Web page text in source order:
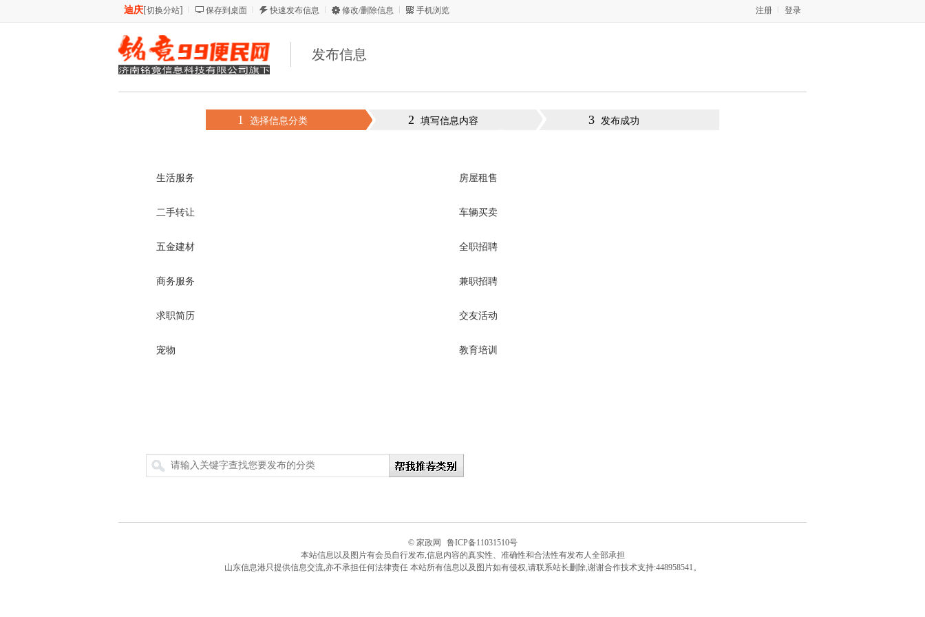
迪庆[切换分站] 保存到桌面 快速发布信息 修改/删除信息 手机浏览 登录
注册
发布信息
1 选择信息分类 2 填写信息内容 3 发布成功
生活服务 房屋租售
二手转让 车辆买卖
五金建材 全职招聘
商务服务 兼职招聘
求职简历 交友活动
宠物 教育培训
搜索
© 家政网
鲁ICP备11031510号
本站信息以及图片有会员自行发布,信息内容的真实性、准确性和合法性有发布人全部承担
山东信息港只提供信息交流,亦不承担任何法律责任 本站所有信息以及图片如有侵权,请联系站长删除,谢谢合作技术支持:448958541。